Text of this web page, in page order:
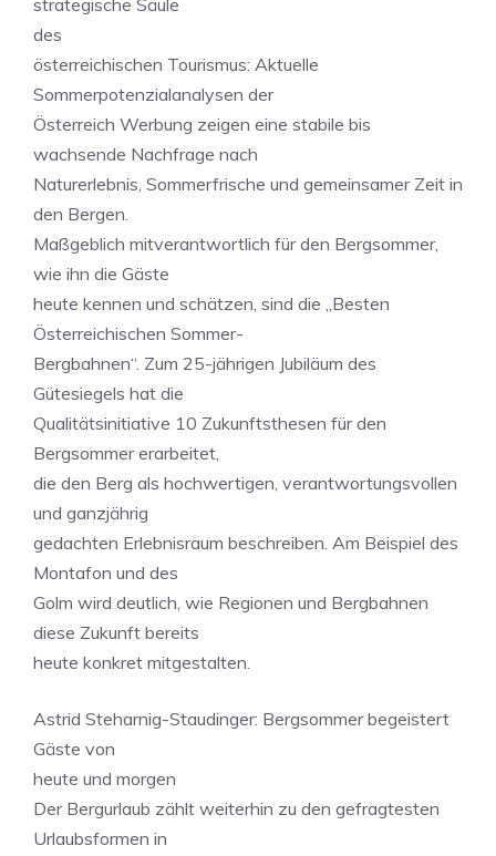
strategische Säule
des
österreichischen Tourismus: Aktuelle
Sommerpotenzialanalysen der
Österreich Werbung zeigen eine stabile bis
wachsende Nachfrage nach
Naturerlebnis, Sommerfrische und gemeinsamer Zeit in
den Bergen.
Maßgeblich mitverantwortlich für den Bergsommer,
wie ihn die Gäste
heute kennen und schätzen, sind die „Besten
Österreichischen Sommer-
Bergbahnen“. Zum 25-jährigen Jubiläum des
Gütesiegels hat die
Qualitätsinitiative 10 Zukunftsthesen für den
Bergsommer erarbeitet,
die den Berg als hochwertigen, verantwortungsvollen
und ganzjährig
gedachten Erlebnisraum beschreiben. Am Beispiel des
Montafon und des
Golm wird deutlich, wie Regionen und Bergbahnen
diese Zukunft bereits
heute konkret mitgestalten.
Astrid Steharnig-Staudinger: Bergsommer begeistert
Gäste von
heute und morgen
Der Bergurlaub zählt weiterhin zu den gefragtesten
Urlaubsformen in